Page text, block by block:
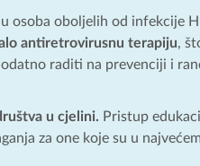
osoba oboljelih od infekcije
antiretrovirusnu terapiju,
raditi na prevenciji i
u cjelini. Pristup
za one koje su u